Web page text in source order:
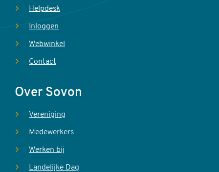
Helpdesk
Inloggen
Webwinkel
Contact
Over Sovon
Vereniging
Medewerkers
Werken bij
Landelijke Dag